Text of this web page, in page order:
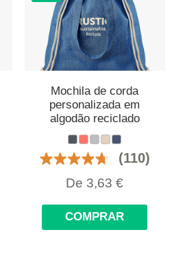
Mochila de corda
personalizada em
algodão reciclado
(110)
De 3,63 €
COMPRAR